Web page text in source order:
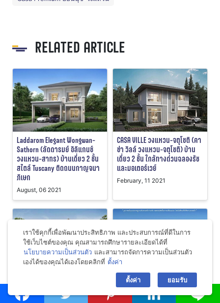
RELATED ARTICLE
Laddarom Elegant Wongwan-
Sathorn (ลัดดารมย์ อิลิแกนซ์
วงแหวน-สาทร) บ้านเดี่ยว 2 ชั้น
สไตล์ Tuscany ติดถนนกาญจนา
ภิเษก
August, 06 2021
CASA VILLE วงแหวน-จตุโชติ (คา
ซ่า วิลล์ วงแหวน-จตุโชติ) บ้าน
เดี่ยว 2 ชั้น ใกล้ทางด่วนฉลองรัช
และมอเตอร์เวย์
February, 11 2021
บ้านเดี่ยว จาก Q.House บนถนน
Q.House Avenue ราชพฤกษ์-
พระราม5 (คิวเฮ้าส์ อเวนิว
ราชพฤกษ์-พระราม5) คฤหาสน์
เราใช้คุกกี้เพื่อพัฒนาประสิทธิภาพ และประสบการณ์ที่ดีในการ
ใช้เว็บไซต์ของคุณ คุณสามารถศึกษารายละเอียดได้ที่
นโยบายความเป็นส่วนตัว และสามารถจัดการความเป็นส่วนตัว
เองได้ของคุณได้เองโดยคลิกที่ ตั้งค่า
ตั้งค่า ยอมรับ